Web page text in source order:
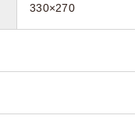
330×270